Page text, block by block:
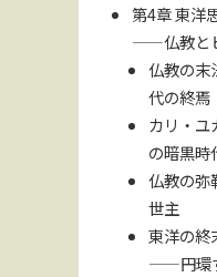
第4章 東洋
——仏教と
仏教の
代の終焉
カリ・
の暗黒時
仏教の
世主
東洋の終
——円環